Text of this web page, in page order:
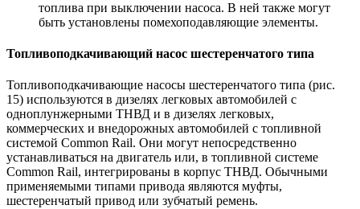
топлива при выключении насоса. В ней также могут
быть установлены помехоподавляющие элементы.
Топливоподкачивающий насос шестеренчатого типа
Топливоподкачивающие насосы шестеренчатого типа (рис.
15) используются в дизелях легковых автомобилей с
одноплунжерными ТНВД и в дизелях легковых,
коммерческих и внедорожных автомобилей с топливной
системой Common Rail. Они могут непосредственно
устанавливаться на двигатель или, в топливной системе
Common Rail, интегрированы в корпус ТНВД. Обычными
применяемыми типами привода являются муфты,
шестеренчатый привод или зубчатый ремень.